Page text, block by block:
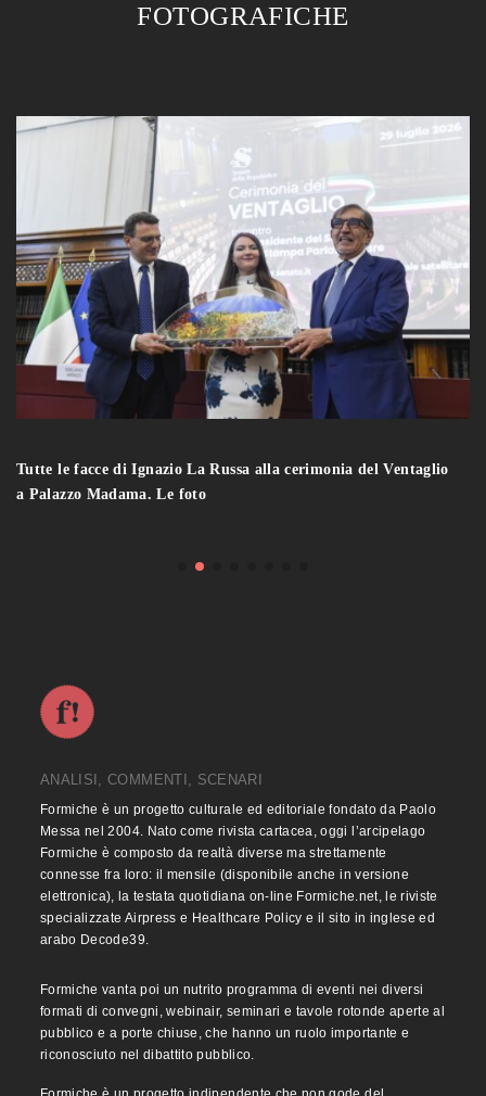
FOTOGRAFICHE
Tutte le facce di Ignazio La Russa alla cerimonia del Ventaglio
a Palazzo Madama. Le foto
ANALISI, COMMENTI, SCENARI
Formiche è un progetto culturale ed editoriale fondato da Paolo
Messa nel 2004. Nato come rivista cartacea, oggi l’arcipelago
Formiche è composto da realtà diverse ma strettamente
connesse fra loro: il mensile (disponibile anche in versione
elettronica), la testata quotidiana on-line Formiche.net, le riviste
specializzate Airpress e Healthcare Policy e il sito in inglese ed
arabo Decode39.
Formiche vanta poi un nutrito programma di eventi nei diversi
formati di convegni, webinair, seminari e tavole rotonde aperte al
pubblico e a porte chiuse, che hanno un ruolo importante e
riconosciuto nel dibattito pubblico.